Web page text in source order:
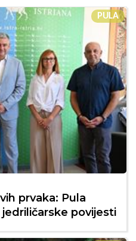
PULA
prvaka: Pula
povijesti